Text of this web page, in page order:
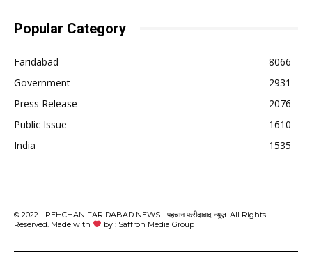
Popular Category
Faridabad
8066
Government
2931
Press Release
2076
Public Issue
1610
India
1535
© 2022 - PEHCHAN FARIDABAD NEWS - पहचान फरीदाबाद न्यूज़. All Rights
Reserved. Made with
by : Saffron Media Group